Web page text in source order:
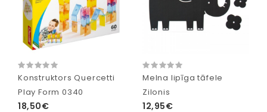
Konstruktors Quercetti
Play Form 0340
18,50€
Melna lipīga tāfele
Zilonis
12,95€